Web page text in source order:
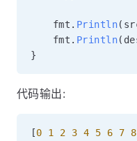
	fmt
. Println(
	fmt
. Println(
}
代码输出:
[0 1 2 3 4 5 6 7 8